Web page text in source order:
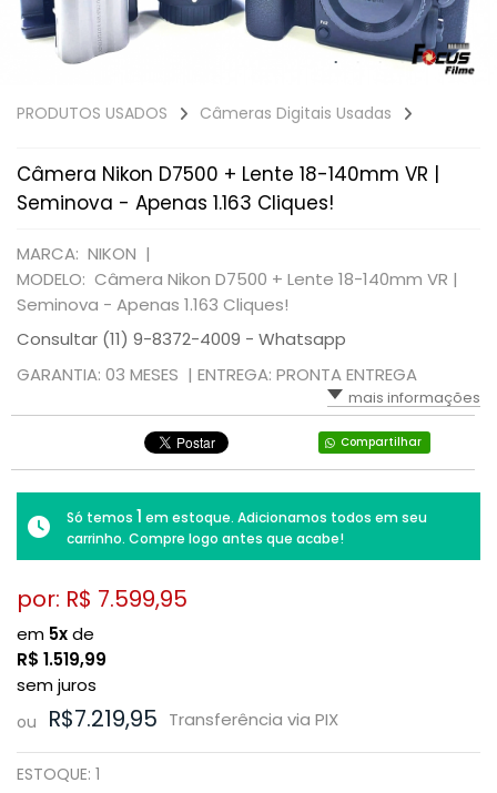
PRODUTOS USADOS Câmeras Digitais Usadas
Câmera Nikon D7500 + Lente 18-140mm VR |
Seminova - Apenas 1.163 Cliques!
MARCA: NIKON |
MODELO: Câmera Nikon D7500 + Lente 18-140mm VR |
Seminova - Apenas 1.163 Cliques!
Consultar (11) 9-8372-4009 - Whatsapp
GARANTIA: 03 MESES | ENTREGA: PRONTA ENTREGA
mais informações
Compartilhar
Só temos 1 em estoque. Adicionamos todos em seu
carrinho. Compre logo antes que acabe!
por: R$ 7.599,95
em 5xde
R$ 1.519,99
sem juros
ou R$7.219,95 Transferência via PIX
ESTOQUE: 1